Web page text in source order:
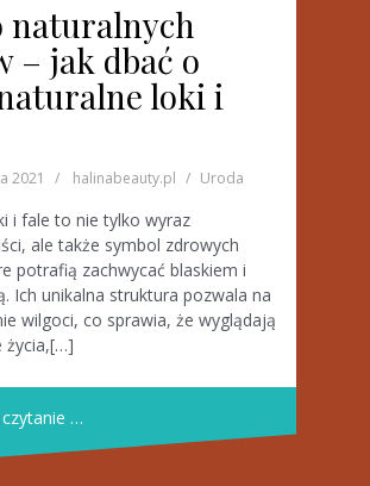
naturalnych
– jak dbać o
loki i
2021 halinabeauty.pl Uroda
i fale to nie tylko wyraz
ale także symbol zdrowych
potrafią zachwycać blaskiem i
Ich unikalna struktura pozwala na
wilgoci, co sprawia, że wyglądają
życia,[…]
…